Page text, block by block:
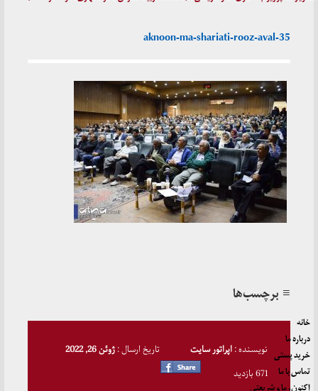
aknoon-ma-shariati-rooz-aval-35
≡ برچسب‌ها
نویسنده :اپراتور سایت تاریخ ارسال :ژوئن 26, 2022
671 بازدید
خانه
درباره ما
خرید پستی
تماس با ما